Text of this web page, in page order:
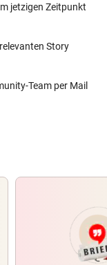
jetzigen Zeitpunkt
Story
Team per Mail